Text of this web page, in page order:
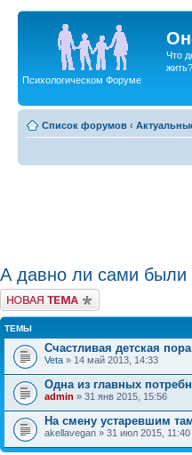
Что
Психологическом Форуме
Список форумов ‹
А давно ли сами были
Новая тема
ТЕМЫ
Счастливая детская
Veta » 14 май 2013, 14:33
Одна из главных
admin » 31 янв 2015, 15:56
На смену устаревшим
akellavegan » 31 июл 2015, 11:40